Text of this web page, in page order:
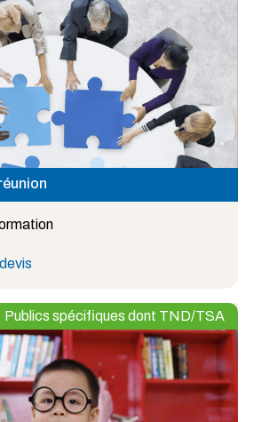
Publics spécifiques dont TND/TSA